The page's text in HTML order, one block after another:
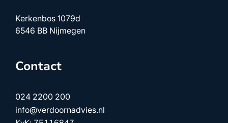
Kerkenbos 1079d
6546 BB Nijmegen
Contact
024 2200 200
info@verdoornadvies.nl